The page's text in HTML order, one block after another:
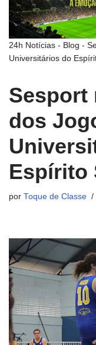
24h Notícias - Blog -
Universitários do
Sesport
dos
Espírito
por Toque de Classe